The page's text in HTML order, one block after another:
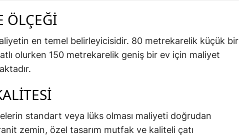
ÖLÇEĞI
en temel belirleyicisidir. 80 metrekarelik küçük bir
olurken 150 metrekarelik geniş bir ev için maliyet
standart veya lüks olması maliyeti doğrudan
zemin, özel tasarım mutfak ve kaliteli çatı